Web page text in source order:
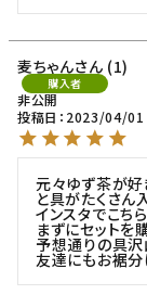
麦ちゃん 1
購入者
非公開
投稿日
2023/04/01
元々ゆず茶が好
と具がたくさん
インスタでこち
まずにセットを
予想通りの具沢
友達にもお裾